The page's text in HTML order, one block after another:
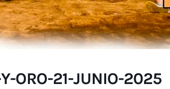
ORO-21-JUNIO-2025